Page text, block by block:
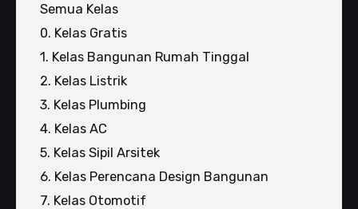
Semua Kelas
0. Kelas Gratis
1. Kelas Bangunan Rumah Tinggal
2. Kelas Listrik
3. Kelas Plumbing
4. Kelas AC
5. Kelas Sipil Arsitek
6. Kelas Perencana Design Bangunan
7. Kelas Otomotif